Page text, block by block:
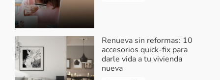
Renueva sin reformas: 10
accesorios quick-fix para
darle vida a tu vivienda
nueva